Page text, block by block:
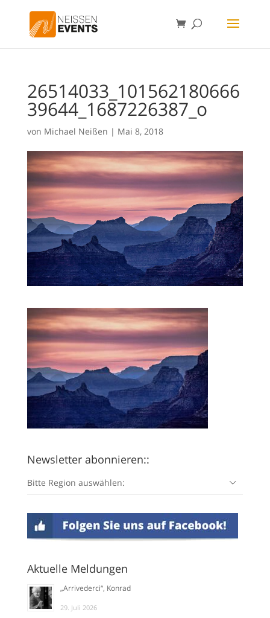
26514033_101562180666
39644_1687226387_o
von Michael Neißen | Mai 8, 2018
Newsletter abonnieren::
Bitte Region auswählen:
Aktuelle Meldungen
„Arrivederci“, Konrad
29. Juli 2026